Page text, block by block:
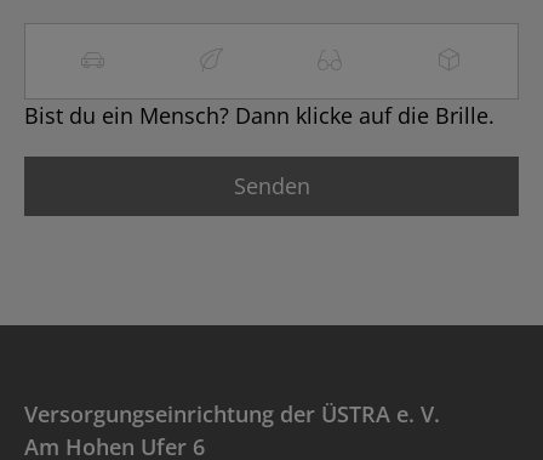
Bist du ein Mensch? Dann klicke auf die Brille.
Versorgungseinrichtung der ÜSTRA e. V.
Am Hohen Ufer 6